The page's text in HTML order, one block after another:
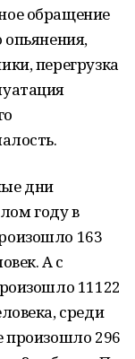
обращение
опьянения,
перегрузка
дни
году в
163
А с
11122
среди
произошло 296